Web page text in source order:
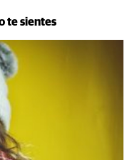
te sientes